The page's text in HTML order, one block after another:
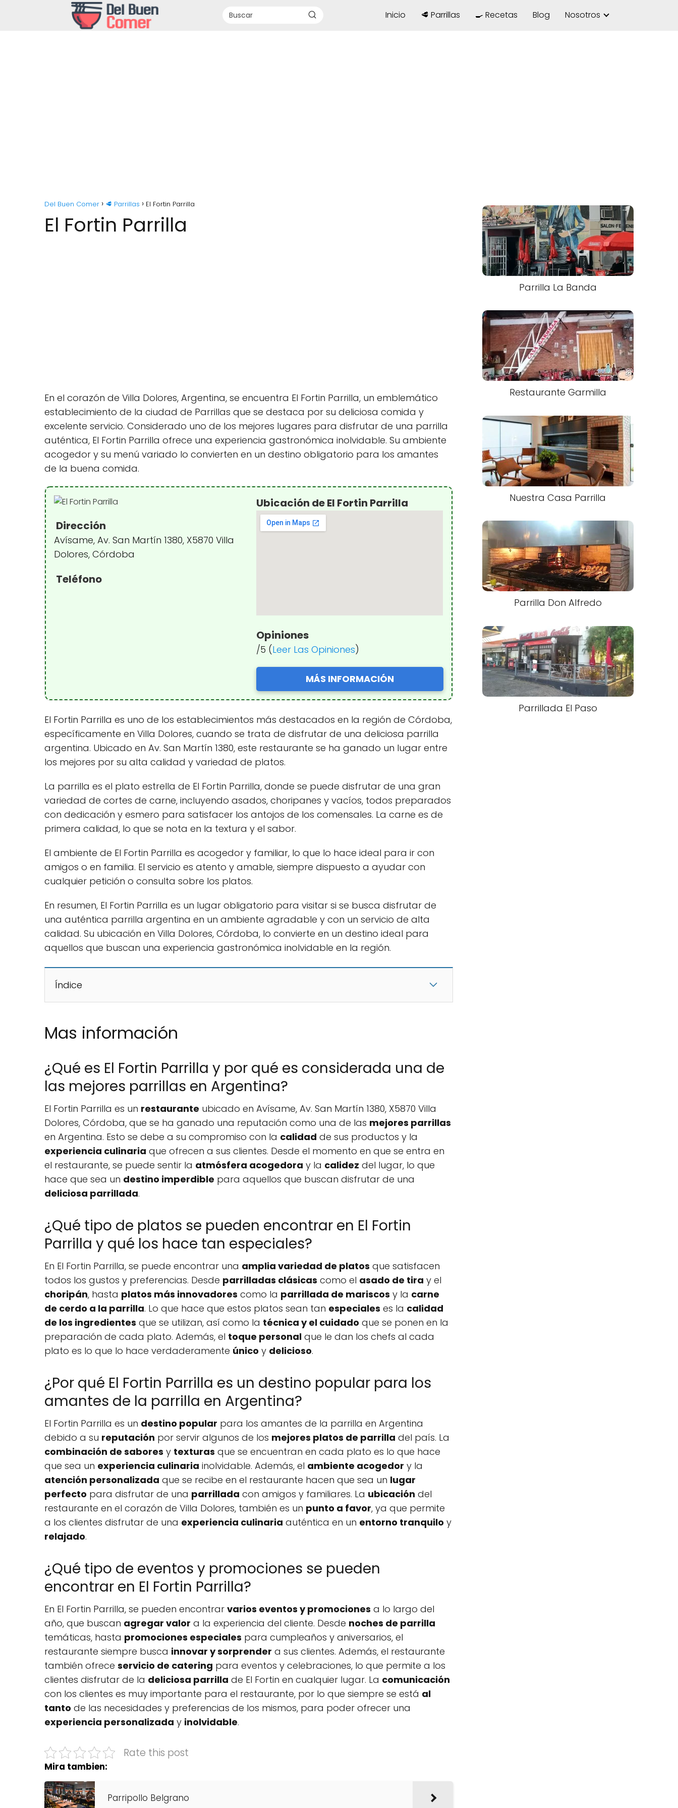
Inicio 🥩 Parrillas 🍳 Recetas Blog Nosotros
Del Buen Comer 🥩 Parrillas El Fortin Parrilla
El Fortin Parrilla
En el corazón de Villa Dolores, Argentina, se encuentra El Fortin Parrilla, un emblemático
establecimiento de la ciudad de Parrillas que se destaca por su deliciosa comida y
excelente servicio. Considerado uno de los mejores lugares para disfrutar de una parrilla
auténtica, El Fortin Parrilla ofrece una experiencia gastronómica inolvidable. Su ambiente
acogedor y su menú variado lo convierten en un destino obligatorio para los amantes
de la buena comida.
Dirección
Avísame, Av. San Martín 1380, X5870 Villa
Dolores, Córdoba
Teléfono
Ubicación de El Fortin Parrilla
Opiniones
/5 (Leer Las Opiniones)
MÁS INFORMACIÓN
El Fortin Parrilla es uno de los establecimientos más destacados en la región de Córdoba,
específicamente en Villa Dolores, cuando se trata de disfrutar de una deliciosa parrilla
argentina. Ubicado en Av. San Martín 1380, este restaurante se ha ganado un lugar entre
los mejores por su alta calidad y variedad de platos.
La parrilla es el plato estrella de El Fortin Parrilla, donde se puede disfrutar de una gran
variedad de cortes de carne, incluyendo asados, choripanes y vacíos, todos preparados
con dedicación y esmero para satisfacer los antojos de los comensales. La carne es de
primera calidad, lo que se nota en la textura y el sabor.
El ambiente de El Fortin Parrilla es acogedor y familiar, lo que lo hace ideal para ir con
amigos o en familia. El servicio es atento y amable, siempre dispuesto a ayudar con
cualquier petición o consulta sobre los platos.
En resumen, El Fortin Parrilla es un lugar obligatorio para visitar si se busca disfrutar de
una auténtica parrilla argentina en un ambiente agradable y con un servicio de alta
calidad. Su ubicación en Villa Dolores, Córdoba, lo convierte en un destino ideal para
aquellos que buscan una experiencia gastronómica inolvidable en la región.
Índice
Mas información
¿Qué es El Fortin Parrilla y por qué es considerada una de
las mejores parrillas en Argentina?
El Fortin Parrilla es un restaurante ubicado en Avísame, Av. San Martín 1380, X5870 Villa
Dolores, Córdoba, que se ha ganado una reputación como una de las mejores parrillas
en Argentina. Esto se debe a su compromiso con la calidad de sus productos y la
experiencia culinaria que ofrecen a sus clientes. Desde el momento en que se entra en
el restaurante, se puede sentir la atmósfera acogedora y la calidez del lugar, lo que
hace que sea un destino imperdible para aquellos que buscan disfrutar de una
deliciosa parrillada.
¿Qué tipo de platos se pueden encontrar en El Fortin
Parrilla y qué los hace tan especiales?
En El Fortin Parrilla, se puede encontrar una amplia variedad de platos que satisfacen
todos los gustos y preferencias. Desde parrilladas clásicas como el asado de tira y el
choripán, hasta platos más innovadores como la parrillada de mariscos y la carne
de cerdo a la parrilla. Lo que hace que estos platos sean tan especiales es la calidad
de los ingredientes que se utilizan, así como la técnica y el cuidado que se ponen en la
preparación de cada plato. Además, el toque personal que le dan los chefs al cada
plato es lo que lo hace verdaderamente único y delicioso.
¿Por qué El Fortin Parrilla es un destino popular para los
amantes de la parrilla en Argentina?
El Fortin Parrilla es un destino popular para los amantes de la parrilla en Argentina
debido a su reputación por servir algunos de los mejores platos de parrilla del país. La
combinación de sabores y texturas que se encuentran en cada plato es lo que hace
que sea un experiencia culinaria inolvidable. Además, el ambiente acogedor y la
atención personalizada que se recibe en el restaurante hacen que sea un lugar
perfecto para disfrutar de una parrillada con amigos y familiares. La ubicación del
restaurante en el corazón de Villa Dolores, también es un punto a favor, ya que permite
a los clientes disfrutar de una experiencia culinaria auténtica en un entorno tranquilo y
relajado.
¿Qué tipo de eventos y promociones se pueden
encontrar en El Fortin Parrilla?
En El Fortin Parrilla, se pueden encontrar varios eventos y promociones a lo largo del
año, que buscan agregar valor a la experiencia del cliente. Desde noches de parrilla
temáticas, hasta promociones especiales para cumpleaños y aniversarios, el
restaurante siempre busca innovar y sorprender a sus clientes. Además, el restaurante
también ofrece servicio de catering para eventos y celebraciones, lo que permite a los
clientes disfrutar de la deliciosa parrilla de El Fortin en cualquier lugar. La comunicación
con los clientes es muy importante para el restaurante, por lo que siempre se está al
tanto de las necesidades y preferencias de los mismos, para poder ofrecer una
experiencia personalizada y inolvidable.
Rate this post
Mira tambien:
Parripollo Belgrano
Parrilla La Banda
Restaurante Garmilla
Nuestra Casa Parrilla
Parrilla Don Alfredo
Parrillada El Paso